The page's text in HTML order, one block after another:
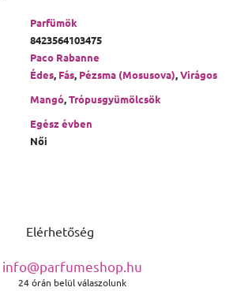
Parfümök
8423564103475
Paco Rabanne
Édes, Fás, Pézsma (Mosusova),Virágos
Mangó,Trópusgyümölcsök
Egész évben
Női
Elérhetőség
info@parfumeshop.hu
24 órán belül válaszolunk